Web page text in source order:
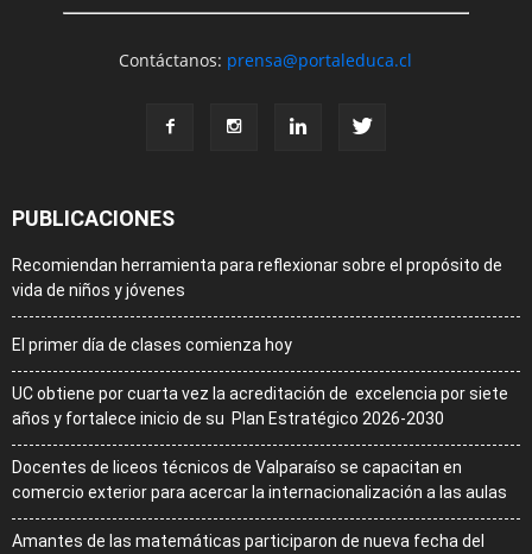
Contáctanos: prensa@portaleduca.cl
PUBLICACIONES
Recomiendan herramienta para reflexionar sobre el propósito de
vida de niños y jóvenes
El primer día de clases comienza hoy
UC obtiene por cuarta vez la acreditación de excelencia por siete
años y fortalece inicio de su Plan Estratégico 2026-2030
Docentes de liceos técnicos de Valparaíso se capacitan en
comercio exterior para acercar la internacionalización a las aulas
Amantes de las matemáticas participaron de nueva fecha del